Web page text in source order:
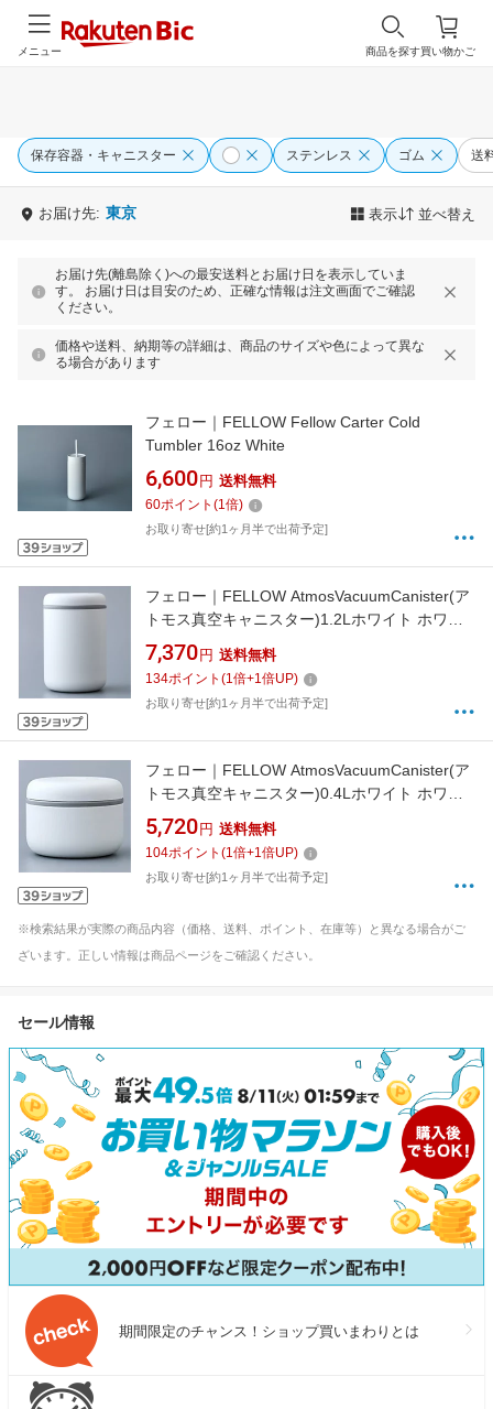
買い物かご
商品を探す
メニュー
保存容器・キャニスター ステンレス ゴム 送
お届け先: 東京 表示 並べ替え
お届け先(離島除く)への最安送料とお届け日を表示していま
す。 お届け日は目安のため、正確な情報は注文画面でご確認
ください。
価格や送料、納期等の詳細は、商品のサイズや色によって異な
る場合があります
フェロー｜FELLOW Fellow Carter Cold
Tumbler 16oz White
6,600 円 送料無料
60ポイント (1倍)
お取り寄せ[約1ヶ月半で出荷予定]
フェロー｜FELLOW AtmosVacuumCanister(ア
トモス真空キャニスター)1.2Lホワイト ホワイ
ト
7,370 円 送料無料
134ポイント (1倍+1倍UP)
お取り寄せ[約1ヶ月半で出荷予定]
フェロー｜FELLOW AtmosVacuumCanister(ア
トモス真空キャニスター)0.4Lホワイト ホワイ
ト
5,720 円 送料無料
104ポイント (1倍+1倍UP)
お取り寄せ[約1ヶ月半で出荷予定]
※検索結果が実際の商品内容（価格、送料、ポイント、在庫等）と異なる場合がご
ざいます。正しい情報は商品ページをご確認ください。
セール情報
期間限定のチャンス！ショップ買いまわりとは